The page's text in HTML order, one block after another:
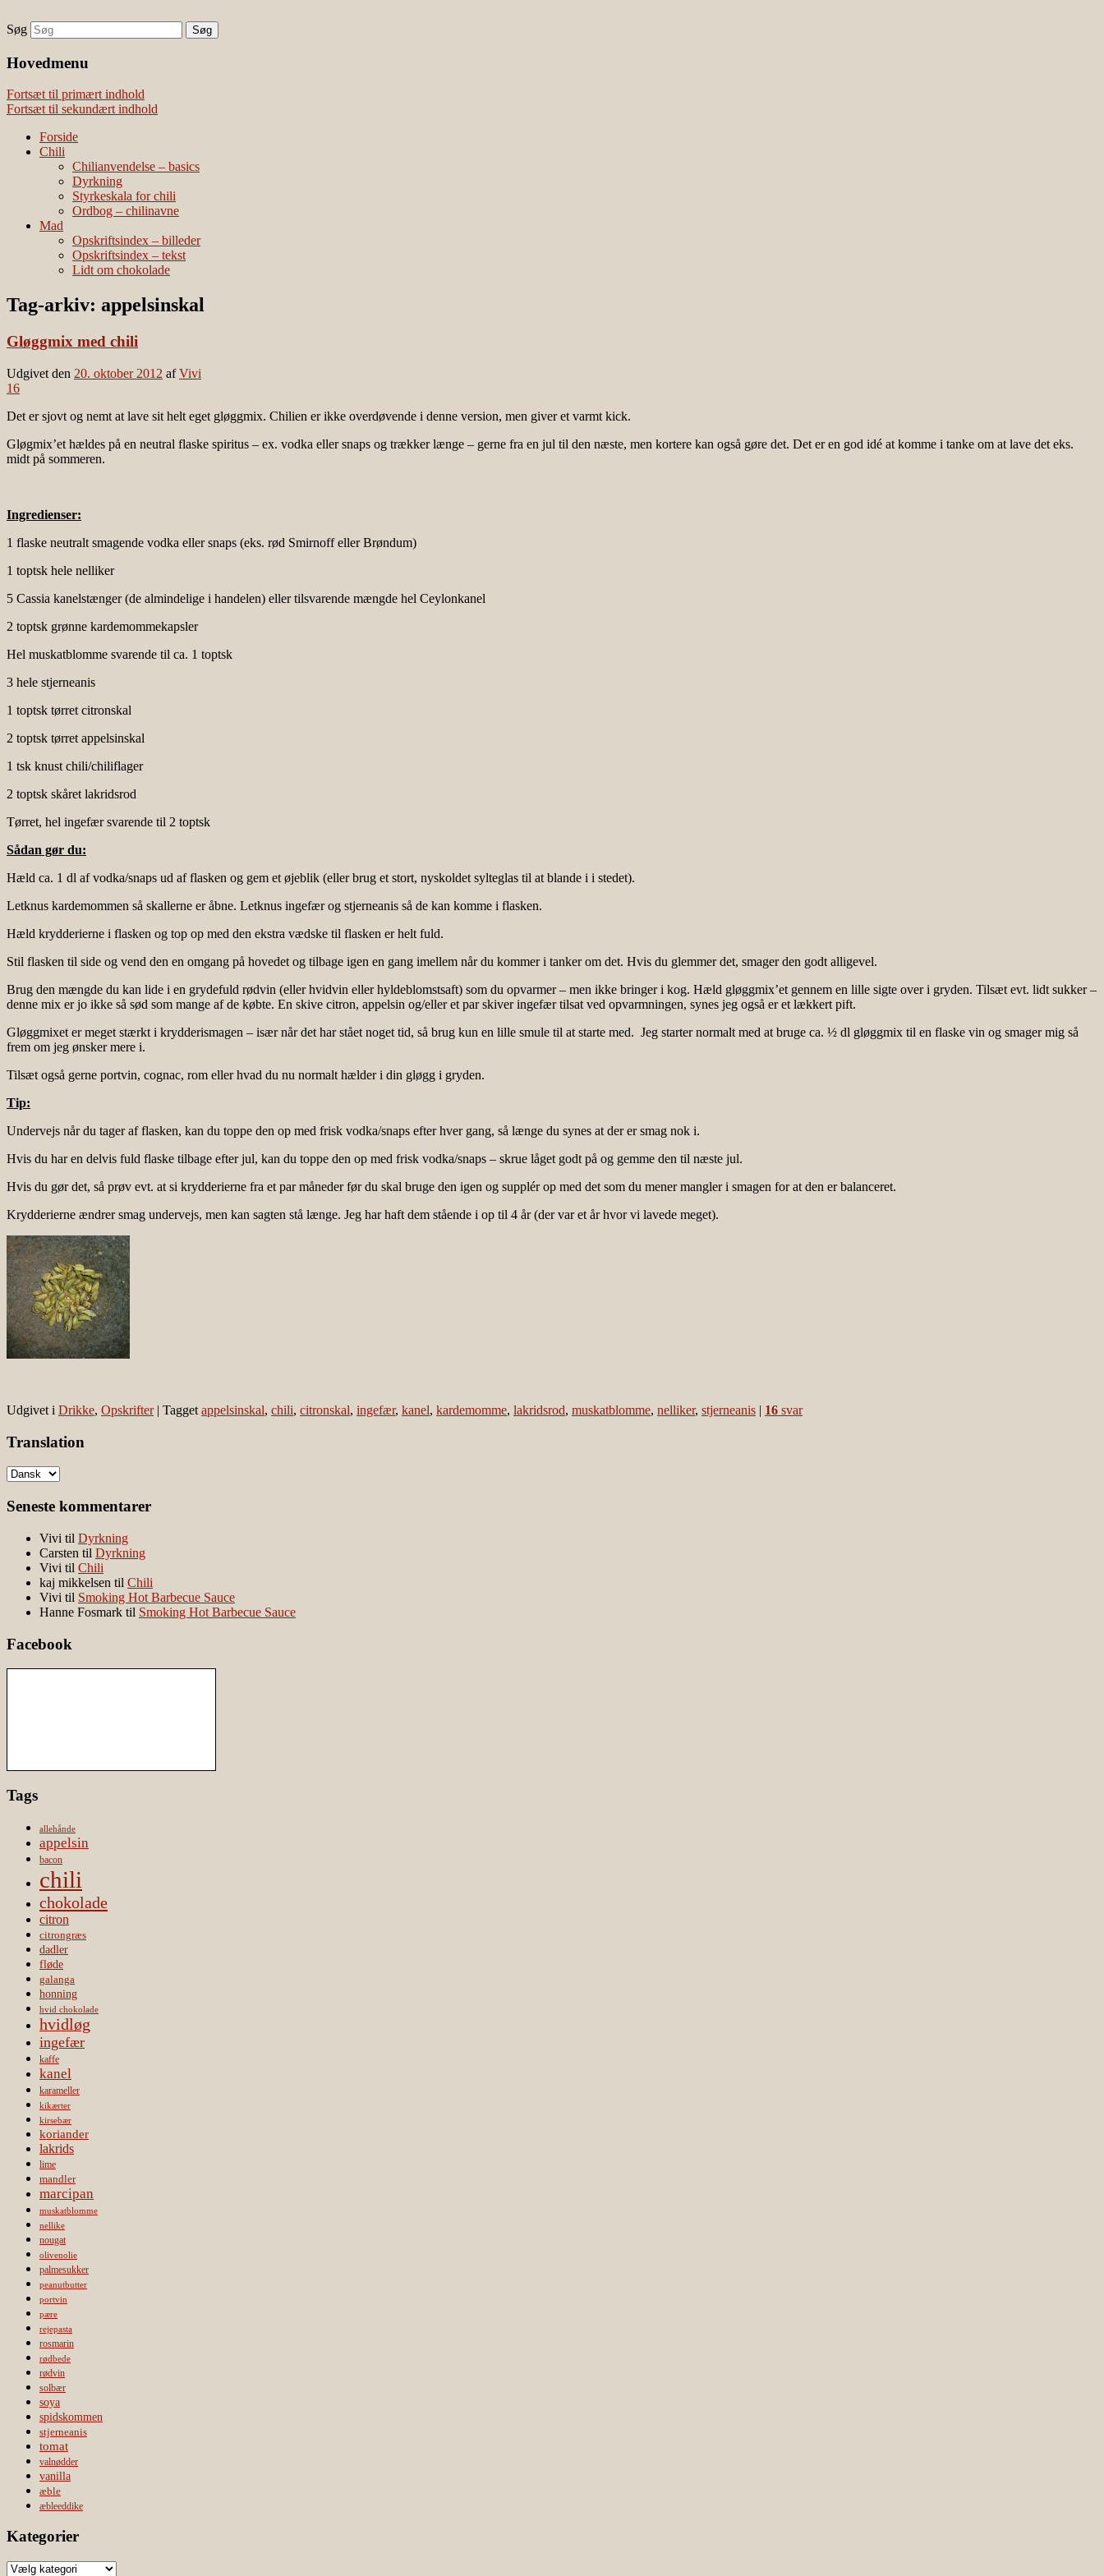
Наши партнеры
лучшие займы
Vivis chili
chili – dyrkning og mad
Søg
Hovedmenu
Fortsæt til primært indhold
Fortsæt til sekundært indhold
Forside
Chili
Chilianvendelse – basics
Dyrkning
Styrkeskala for chili
Ordbog – chilinavne
Mad
Opskriftsindex – billeder
Opskriftsindex – tekst
Lidt om chokolade
Tag-arkiv: appelsinskal
Gløggmix med chili
Udgivet den 20. oktober 2012 afVivi
16
Det er sjovt og nemt at lave sit helt eget gløggmix. Chilien er ikke overdøvende i denne version, men giver et varmt kick.
Gløgmix’et hældes på en neutral flaske spiritus – ex. vodka eller snaps og trækker længe – gerne fra en jul til den næste, men kortere kan også gøre det. Det er en god idé at komme i tanke om at lave det eks.
midt på sommeren.
Ingredienser:
1 flaske neutralt smagende vodka eller snaps (eks. rød Smirnoff eller Brøndum)
1 toptsk hele nelliker
5 Cassia kanelstænger (de almindelige i handelen) eller tilsvarende mængde hel Ceylonkanel
2 toptsk grønne kardemommekapsler
Hel muskatblomme svarende til ca. 1 toptsk
3 hele stjerneanis
1 toptsk tørret citronskal
2 toptsk tørret appelsinskal
1 tsk knust chili/chiliflager
2 toptsk skåret lakridsrod
Tørret, hel ingefær svarende til 2 toptsk
Sådan gør du:
Hæld ca. 1 dl af vodka/snaps ud af flasken og gem et øjeblik (eller brug et stort, nyskoldet sylteglas til at blande i i stedet).
Letknus kardemommen så skallerne er åbne. Letknus ingefær og stjerneanis så de kan komme i flasken.
Hæld krydderierne i flasken og top op med den ekstra vædske til flasken er helt fuld.
Stil flasken til side og vend den en omgang på hovedet og tilbage igen en gang imellem når du kommer i tanker om det. Hvis du glemmer det, smager den godt alligevel.
Brug den mængde du kan lide i en grydefuld rødvin (eller hvidvin eller hyldeblomstsaft) som du opvarmer – men ikke bringer i kog. Hæld gløggmix’et gennem en lille sigte over i gryden. Tilsæt evt. lidt sukker –
denne mix er jo ikke så sød som mange af de købte. En skive citron, appelsin og/eller et par skiver ingefær tilsat ved opvarmningen, synes jeg også er et lækkert pift.
Gløggmixet er meget stærkt i krydderismagen – især når det har stået noget tid, så brug kun en lille smule til at starte med. Jeg starter normalt med at bruge ca. ½ dl gløggmix til en flaske vin og smager mig så
frem om jeg ønsker mere i.
Tilsæt også gerne portvin, cognac, rom eller hvad du nu normalt hælder i din gløgg i gryden.
Tip:
Undervejs når du tager af flasken, kan du toppe den op med frisk vodka/snaps efter hver gang, så længe du synes at der er smag nok i.
Hvis du har en delvis fuld flaske tilbage efter jul, kan du toppe den op med frisk vodka/snaps – skrue låget godt på og gemme den til næste jul.
Hvis du gør det, så prøv evt. at si krydderierne fra et par måneder før du skal bruge den igen og supplér op med det som du mener mangler i smagen for at den er balanceret.
Krydderierne ændrer smag undervejs, men kan sagten stå længe. Jeg har haft dem stående i op til 4 år (der var et år hvor vi lavede meget).
Udgivet i Drikke, Opskrifter | Tagget appelsinskal, chili, citronskal, ingefær, kanel, kardemomme, lakridsrod, muskatblomme, nelliker, stjerneanis | 16 svar
Translation
Seneste kommentarer
Vivi til Dyrkning
Carsten til Dyrkning
Vivi til Chili
kaj mikkelsen til Chili
Vivi til Smoking Hot Barbecue Sauce
Hanne Fosmark til Smoking Hot Barbecue Sauce
Facebook
Tags
allehånde
appelsin
bacon
chili
chokolade
citron
citrongræs
dadler
fløde
galanga
honning
hvid chokolade
hvidløg
ingefær
kaffe
kanel
karameller
kikærter
kirsebær
koriander
lakrids
lime
mandler
marcipan
muskatblomme
nellike
nougat
olivenolie
palmesukker
peanutbutter
portvin
pære
rejepasta
rosmarin
rødbede
rødvin
solbær
soya
spidskommen
stjerneanis
tomat
valnødder
vanilla
æble
æbleeddike
Kategorier
Kategorier